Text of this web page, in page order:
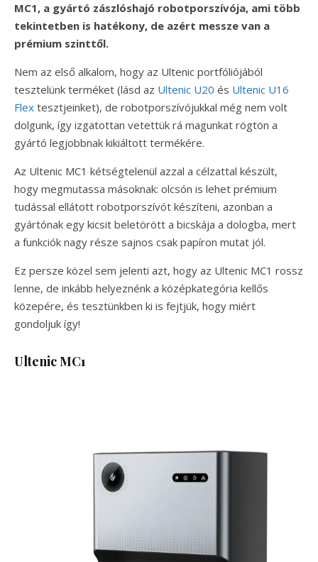
MC1, a gyártó zászlóshajó robotporszívója, ami több
tekintetben is hatékony, de azért messze van a
prémium szinttől.
Nem az első alkalom, hogy az Ultenic portfóliójából
tesztelünk terméket (lásd az Ultenic U20 és Ultenic U16
Flex tesztjeinket), de robotporszívójukkal még nem volt
dolgunk, így izgatottan vetettük rá magunkat rögtön a
gyártó legjobbnak kikiáltott termékére.
Az Ultenic MC1 kétségtelenül azzal a célzattal készült,
hogy megmutassa másoknak: olcsón is lehet prémium
tudással ellátott robotporszívót készíteni, azonban a
gyártónak egy kicsit beletörött a bicskája a dologba, mert
a funkciók nagy része sajnos csak papíron mutat jól.
Ez persze közel sem jelenti azt, hogy az Ultenic MC1 rossz
lenne, de inkább helyeznénk a középkategória kellős
közepére, és tesztünkben ki is fejtjük, hogy miért
gondoljuk így!
Ultenic MC1